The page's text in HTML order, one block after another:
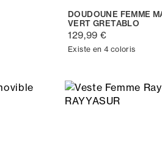
DOUDOUNE FEMME
VERT GRETABLO
129,99 €
Existe en 4 coloris